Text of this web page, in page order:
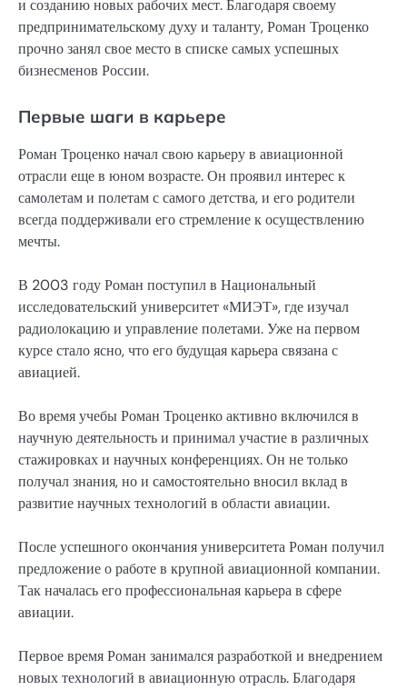
и созданию новых рабочих мест. Благодаря своему
предпринимательскому духу и таланту, Роман Троценко
прочно занял свое место в списке самых успешных
бизнесменов России.
Первые шаги в карьере
Роман Троценко начал свою карьеру в авиационной
отрасли еще в юном возрасте. Он проявил интерес к
самолетам и полетам с самого детства, и его родители
всегда поддерживали его стремление к осуществлению
мечты.
В 2003 году Роман поступил в Национальный
исследовательский университет «МИЭТ», где изучал
радиолокацию и управление полетами. Уже на первом
курсе стало ясно, что его будущая карьера связана с
авиацией.
Во время учебы Роман Троценко активно включился в
научную деятельность и принимал участие в различных
стажировках и научных конференциях. Он не только
получал знания, но и самостоятельно вносил вклад в
развитие научных технологий в области авиации.
После успешного окончания университета Роман получил
предложение о работе в крупной авиационной компании.
Так началась его профессиональная карьера в сфере
авиации.
Первое время Роман занимался разработкой и внедрением
новых технологий в авиационную отрасль. Благодаря